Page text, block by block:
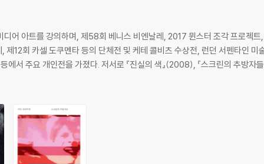
디어 아트를 강의하며, 제58회 베니스 비엔날레, 2017 뮌스터 조각 프로젝
12회 카셀 도쿠멘타 등의 단체전 및 케테 콜비츠 수상전, 런던 서펜타인 미
에서 주요 개인전을 가졌다. 저서로 『진실의 색』(2008), 『스크린의 추방자